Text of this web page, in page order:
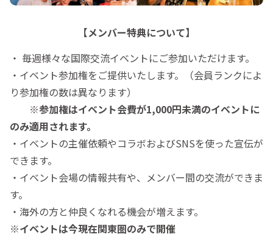
【メンバー特典について】
・ 毎週様々な国際交流イベントにご参加いただけます。
・イベント参加権をご提供いたします。（会員ランクによ
り参加権の数は異なります）
※参加権はイベント会費が1,000円未満のイベントに
のみ適用されます。
・イベントの主催依頼やコラボおよびSNSを使った宣伝が
できます。
・イベント会場の情報共有や、メンバー間の交流ができま
す。
・海外の方と仲良くなれる機会が増えます。
※イベントは今現在関東圏のみで開催